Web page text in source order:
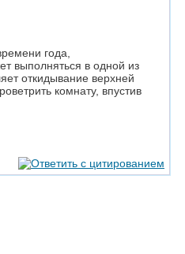
года,
выполняться в одной из
откидывание верхней
комнату, впустив